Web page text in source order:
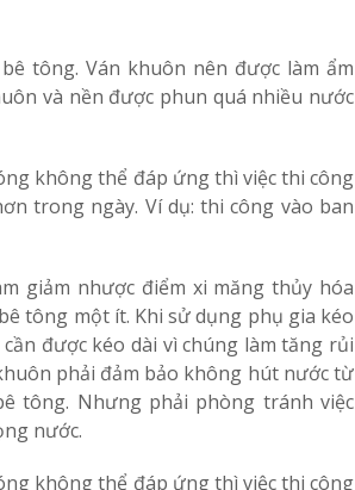
tông. Ván khuôn nên được làm ẩm
và nền được phun quá nhiều nước
không thể đáp ứng thì việc thi công
trong ngày. Ví dụ: thi công vào ban
giảm nhược điểm xi măng thủy hóa
tông một ít. Khi sử dụng phụ gia kéo
được kéo dài vì chúng làm tăng rủi
phải đảm bảo không hút nước từ
tông. Nhưng phải phòng tránh việc
nước.
không thể đáp ứng thì việc thi công